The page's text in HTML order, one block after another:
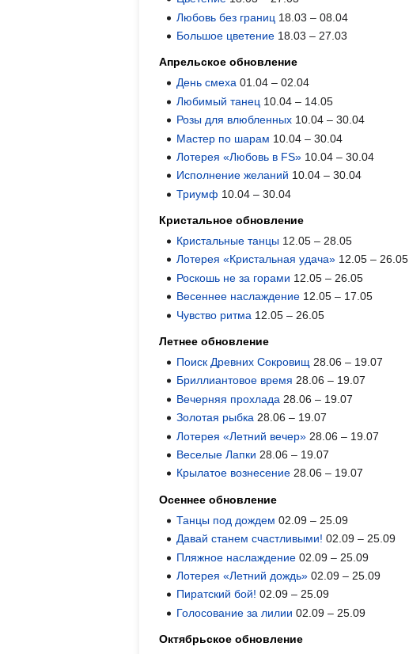
Любовь без границ 18.03 – 08.04
Большое цветение 18.03 – 27.03
Апрельское обновление
День смеха 01.04 – 02.04
Любимый танец 10.04 – 14.05
Розы для влюбленных 10.04 – 30.04
Мастер по шарам 10.04 – 30.04
Лотерея «Любовь в FS» 10.04 – 30.04
Исполнение желаний 10.04 – 30.04
Триумф 10.04 – 30.04
Кристальное обновление
Кристальные танцы 12.05 – 28.05
Лотерея «Кристальная удача» 12.05 – 26.05
Роскошь не за горами 12.05 – 26.05
Весеннее наслаждение 12.05 – 17.05
Чувство ритма 12.05 – 26.05
Летнее обновление
Поиск Древних Сокровищ 28.06 – 19.07
Бриллиантовое время 28.06 – 19.07
Вечерняя прохлада 28.06 – 19.07
Золотая рыбка 28.06 – 19.07
Лотерея «Летний вечер» 28.06 – 19.07
Веселые Лапки 28.06 – 19.07
Крылатое вознесение 28.06 – 19.07
Осеннее обновление
Танцы под дождем 02.09 – 25.09
Давай станем счастливыми! 02.09 – 25.09
Пляжное наслаждение 02.09 – 25.09
Лотерея «Летний дождь» 02.09 – 25.09
Пиратский бой! 02.09 – 25.09
Голосование за лилии 02.09 – 25.09
Октябрьское обновление